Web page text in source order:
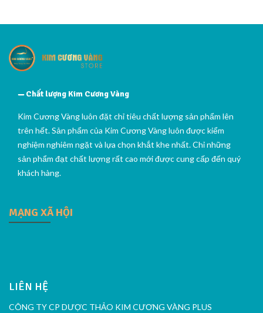
Chất lượng Kim Cương Vàng
Kim Cương Vàng luôn đặt chỉ tiêu chất lượng sản phẩm lên
trên hết. Sản phẩm của Kim Cương Vàng luôn được kiểm
nghiệm nghiêm ngặt và lựa chọn khắt khe nhất. Chỉ những
sản phẩm đạt chất lượng rất cao mới được cung cấp đến quý
khách hàng.
MẠNG XÃ HỘI
LIÊN HỆ
CÔNG TY CP DƯỢC THẢO KIM CƯƠNG VÀNG PLUS